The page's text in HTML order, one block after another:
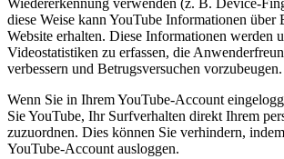
diese Weise kann YouTube Informationen über
Website erhalten. Diese Informationen werden
Videostatistiken zu erfassen, die
verbessern und Betrugsversuchen vorzubeugen.
Wenn Sie in Ihrem YouTube-Account
Sie YouTube, Ihr Surfverhalten direkt Ihrem
zuzuordnen. Dies können Sie verhindern,
YouTube-Account ausloggen.